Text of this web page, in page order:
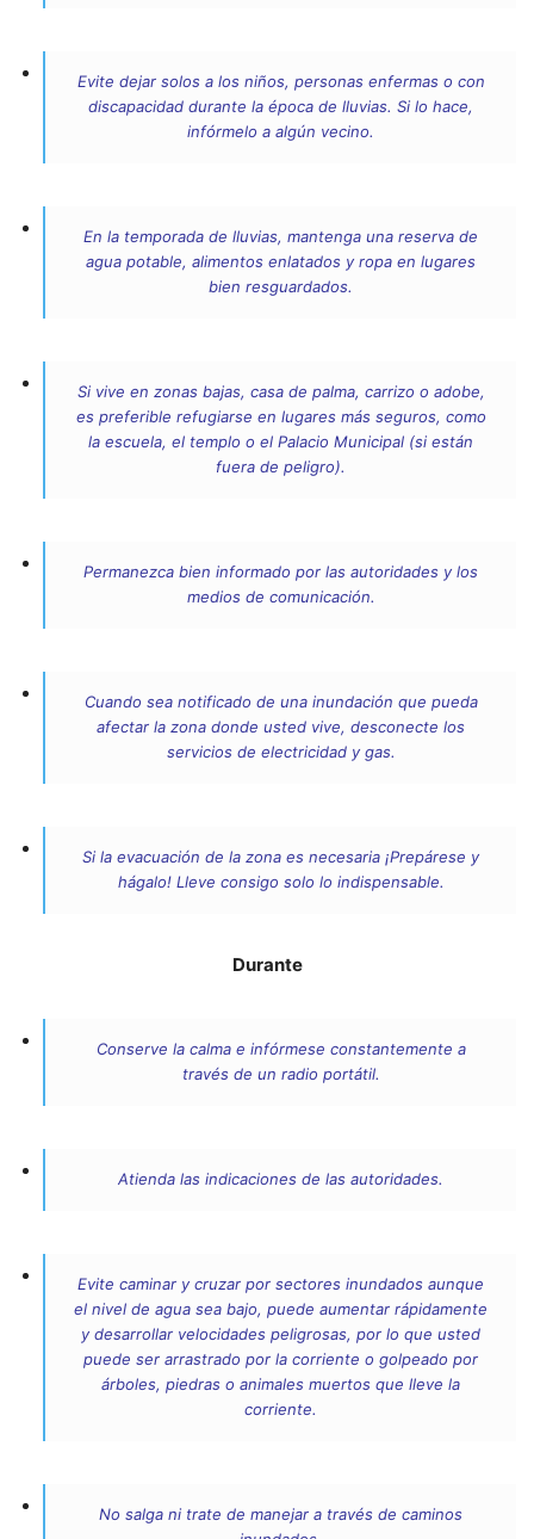
Evite dejar solos a los niños, personas enfermas o con
discapacidad durante la época de lluvias. Si lo hace,
infórmelo a algún vecino.
En la temporada de lluvias, mantenga una reserva de
agua potable, alimentos enlatados y ropa en lugares
bien resguardados.
Si vive en zonas bajas, casa de palma, carrizo o adobe,
es preferible refugiarse en lugares más seguros, como
la escuela, el templo o el Palacio Municipal (si están
fuera de peligro).
Permanezca bien informado por las autoridades y los
medios de comunicación.
Cuando sea notificado de una inundación que pueda
afectar la zona donde usted vive, desconecte los
servicios de electricidad y gas.
Si la evacuación de la zona es necesaria ¡Prepárese y
hágalo! Lleve consigo solo lo indispensable.
Durante
Conserve la calma e infórmese constantemente a
través de un radio portátil.
Atienda las indicaciones de las autoridades.
Evite caminar y cruzar por sectores inundados aunque
el nivel de agua sea bajo, puede aumentar rápidamente
y desarrollar velocidades peligrosas, por lo que usted
puede ser arrastrado por la corriente o golpeado por
árboles, piedras o animales muertos que lleve la
corriente.
No salga ni trate de manejar a través de caminos